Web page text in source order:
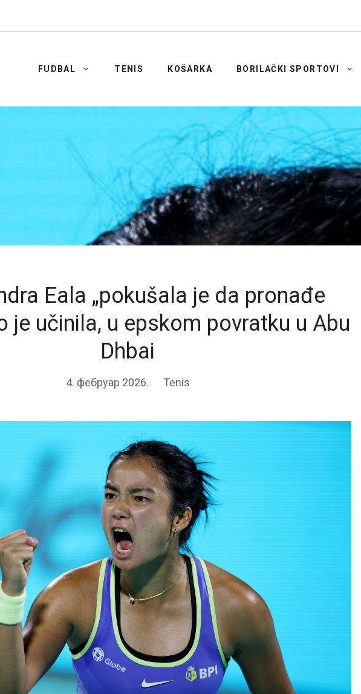
FUDBAL TENIS KOŠARKA BORILAČKI SPORTOVI
Eala „pokušala je da pronađe
je učinila, u epskom povratku u Abu
Dhbai
4. фебруар 2026. Tenis